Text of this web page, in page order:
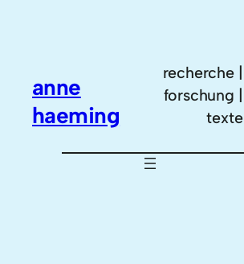
anne
haeming
recherche |
forschung |
texte